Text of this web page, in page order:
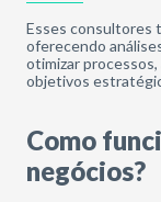
Esses consultores
oferecendo
otimizar
objetivos
Como
negócios?